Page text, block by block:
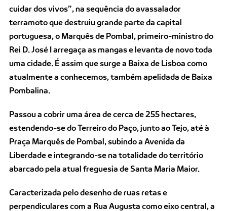
cuidar dos vivos”, na sequência do avassalador
terramoto que destruiu grande parte da capital
portuguesa, o Marquês de Pombal, primeiro-ministro do
Rei D. José I arregaça as mangas e levanta de novo toda
uma cidade. É assim que surge a Baixa de Lisboa como
atualmente a conhecemos, também apelidada de Baixa
Pombalina.
Passou a cobrir uma área de cerca de 255 hectares,
estendendo-se do Terreiro do Paço, junto ao Tejo, até à
Praça Marquês de Pombal, subindo a Avenida da
Liberdade e integrando-se na totalidade do território
abarcado pela atual freguesia de Santa Maria Maior.
Caracterizada pelo desenho de ruas retas e
perpendiculares com a Rua Augusta como eixo central, a